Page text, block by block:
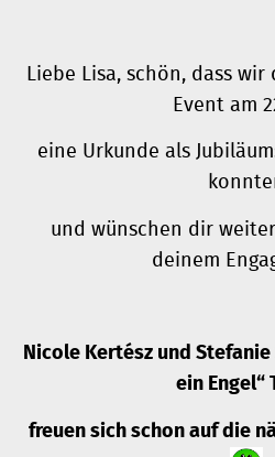
Liebe Lisa, schön, dass
Event am
eine Urkunde als
und wünschen dir
deinem
Nicole Kertész und
ein Engel“
freuen sich schon auf die